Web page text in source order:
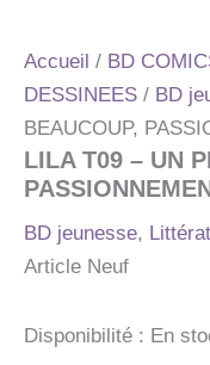
Accueil / BD
DESSINEES / BD
BEAUCOUP,
LILA T09 – UN
BD jeunesse,
Article Neuf
Disponibilité : En